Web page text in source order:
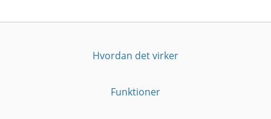
Hvordan det virker
Funktioner